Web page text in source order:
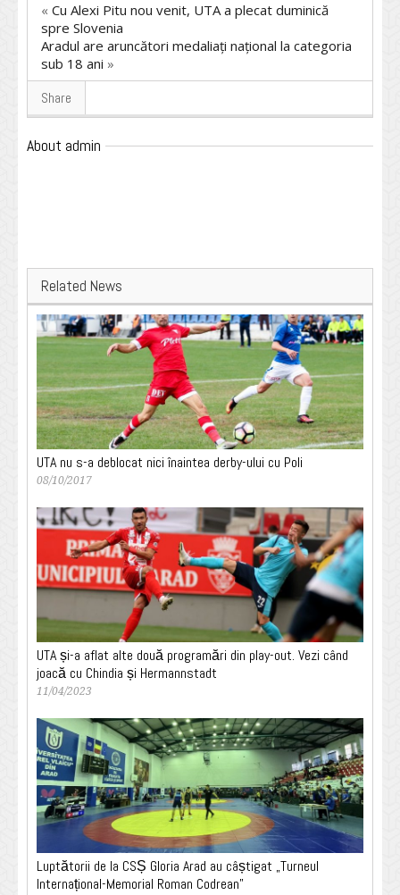
« Cu Alexi Pitu nou venit, UTA a plecat duminică
spre Slovenia
Aradul are aruncători medaliați național la categoria
sub 18 ani »
Share
About admin
Related News
UTA nu s-a deblocat nici înaintea derby-ului cu Poli
08/10/2017
UTA și-a aflat alte două programări din play-out. Vezi când
joacă cu Chindia și Hermannstadt
11/04/2023
Luptătorii de la CSȘ Gloria Arad au câștigat „Turneul
Internațional-Memorial Roman Codrean”